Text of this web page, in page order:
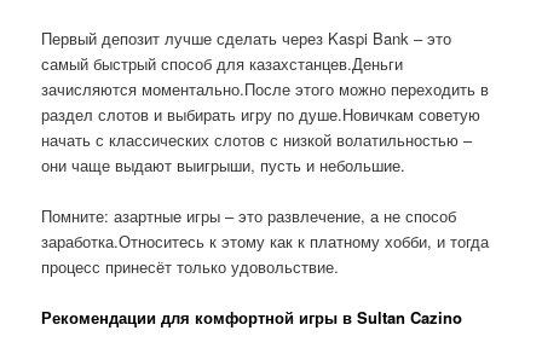
Первый депозит лучше сделать через Kaspi Bank – это
самый быстрый способ для казахстанцев.Деньги
зачисляются моментально.После этого можно переходить в
раздел слотов и выбирать игру по душе.Новичкам советую
начать с классических слотов с низкой волатильностью –
они чаще выдают выигрыши, пусть и небольшие.
Помните: азартные игры – это развлечение, а не способ
заработка.Относитесь к этому как к платному хобби, и тогда
процесс принесёт только удовольствие.
Рекомендации для комфортной игры в Sultan Cazino